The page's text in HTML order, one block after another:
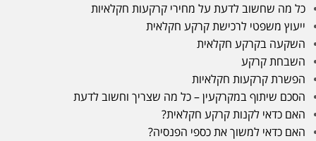
כל מה שחשוב לדעת על מחירי קרקעות חקלאיות
ייעוץ משפטי לרכישת קרקע חקלאית
השקעה בקרקע חקלאית
השבחת קרקע
הפשרת קרקעות חקלאיות
הסכם שיתוף במקרקעין – כל מה שצריך וחשוב לדעת
האם כדאי לקנות קרקע חקלאית?
האם כדאי למשוך את כספי הפנסיה?